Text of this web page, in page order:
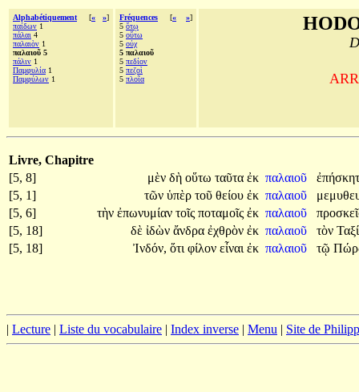
Alphabétiquement [« »]
παίδων 1
πάλαι 4
παλαιὸν 1
παλαιοῦ 5
πάλιν 1
Παμφυλία 1
Παμφύλων 1
Fréquences [« »]
5 ὅτῳ
5 οὕτω
5 οὐχ
5 παλαιοῦ
5 πεδίον
5 πεζοὶ
5 πλοῖα
Livre, Chapitre
[5, 8]
μὲν δὴ οὕτω ταῦτα ἐκ παλαιοῦ
[5, 1]
τῶν ὑπὲρ τοῦ θείου ἐκ παλαιοῦ
[5, 6]
τὴν ἐπωνυμίαν τοῖς ποταμοῖς ἐκ παλαιοῦ
[5, 18]
δὲ ἰδὼν ἄνδρα ἐχθρὸν ἐκ παλαιοῦ τὸν
[5, 18]
Ἰνδόν, ὅτι φίλον εἶναι ἐκ παλαιοῦ τῷ
| Lecture | Liste du vocabulaire | Index inverse | Menu | Site de